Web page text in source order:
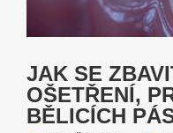
JAK SE
OŠETŘENÍ,
BĚLICÍCH